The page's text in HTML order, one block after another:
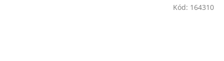
Kód: 164310